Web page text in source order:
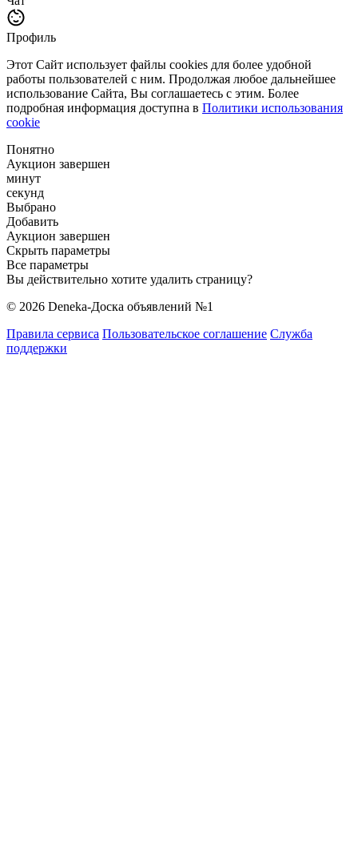
Профиль
Этот Сайт использует файлы cookies для более удобной
работы пользователей с ним. Продолжая любое дальнейшее
использование Сайта, Вы соглашаетесь с этим. Более
подробная информация доступна в Политики использования
cookie
Понятно
Аукцион завершен
минут
секунд
Выбрано
Добавить
Аукцион завершен
Скрыть параметры
Все параметры
Вы действительно хотите удалить страницу?
© 2026 Deneka-Доска объявлений №1
Правила сервиса Пользовательское соглашение Служба
поддержки